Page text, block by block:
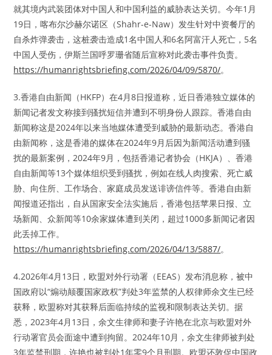
就其境内武装团体对中国人和中国利益的威胁表达关切。今年1月
19日，喀布尔沙赫尔诺区（Shahr-e-Naw）发生针对中资餐厅的
自杀炸弹袭击，这桩袭击造成1名中国人和6名阿富汗人死亡，5名
中国人受伤，伊斯兰国呼罗珊省随后宣称对此袭击事件负责。
https://humanrightsbriefing.com/2026/04/09/5870/。
3.香港自由新闻（HKFP）在4月8日报道称，近日香港独立媒体的
新闻记者发文称接到骚扰短信并遭到不明身份人跟踪。香港自由
新闻称这是2024年以来当地媒体遭受到威胁的最新动态。香港自
由新闻称，这是香港的媒体在2024年9月后因为新闻活动遭到骚
扰的最新案例，2024年9月，包括香港记者协会（HKJA）、香港
自由新闻等13个媒体组织受到骚扰，例如在线人肉搜索、死亡威
胁、向住所、工作场合、家庭成员发送诽谤信件等。香港自由新
闻报道还指出，自从国家安全法实施后，香港包括苹果日报、立
场新闻、众新闻等10余家媒体遭到关闭，超过1000多新闻记者因
此丢掉工作。
https://humanrightsbriefing.com/2026/04/13/5887/。
4.2026年4月13日，欧盟对外行动署（EEAS）发布消息称，被中
国政府以“煽动颠覆国家政权”判处3年监禁的人权律师余文生已经
获释，欧盟称对其获释后面临持续的监视和限制表达关切。据
悉，2023年4月13日，余文生律师和妻子许艳在北京与欧盟对外
行动署官员会面途中遭到拘留。2024年10月，余文生律师被判处
3年监禁刑期，许艳也被判处1年零9个月刑期。欧盟还敦促中国政